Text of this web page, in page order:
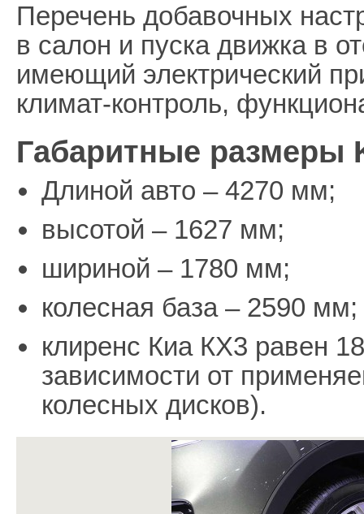
Перечень добавочных
в салон и пуска движка в
имеющий электрический
климат-контроль,
Габаритные размеры
Длиной авто – 4270 мм;
высотой – 1627 мм;
шириной – 1780 мм;
колесная база – 2590 мм;
клиренс Киа КХ3 равен
зависимости от
колесных дисков).